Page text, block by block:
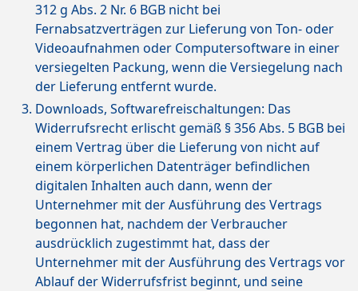
312 g Abs. 2 Nr. 6 BGB nicht bei
Fernabsatzverträgen zur Lieferung von Ton- oder
Videoaufnahmen oder Computersoftware in einer
versiegelten Packung, wenn die Versiegelung nach
der Lieferung entfernt wurde.
Downloads, Softwarefreischaltungen: Das
Widerrufsrecht erlischt gemäß § 356 Abs. 5 BGB bei
einem Vertrag über die Lieferung von nicht auf
einem körperlichen Datenträger befindlichen
digitalen Inhalten auch dann, wenn der
Unternehmer mit der Ausführung des Vertrags
begonnen hat, nachdem der Verbraucher
ausdrücklich zugestimmt hat, dass der
Unternehmer mit der Ausführung des Vertrags vor
Ablauf der Widerrufsfrist beginnt, und seine